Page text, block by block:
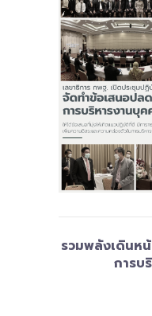
---- รายงานกา
การศึกษา พ.ศ.
---- รับฟังความ
---- รายงานการ
หมายฯ
-- รายงานคณะ
---- รอบประเ
---- ปีการศึกษ
รวมพลังเดินห
การบ